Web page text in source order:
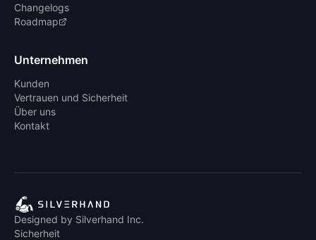
Changelogs
Roadmap
Unternehmen
Kunden
Vertrauen und Sicherheit
Über uns
Kontakt
Designed by Silverhand Inc.
Sicherheit